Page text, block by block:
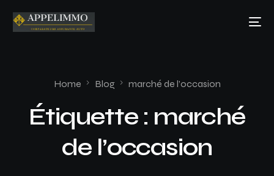
Home Blog marché de l’occasion
Étiquette : marché
de l’occasion